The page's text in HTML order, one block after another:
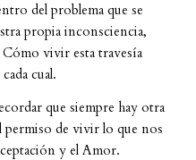
del problema que se
propia inconsciencia,
vivir esta travesía
cual.
que siempre hay otra
de vivir lo que nos
y el Amor.